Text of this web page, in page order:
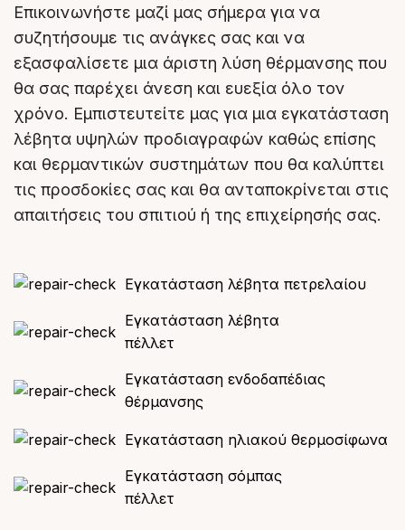
Επικοινωνήστε μαζί μας σήμερα για να
συζητήσουμε τις ανάγκες σας και να
εξασφαλίσετε μια άριστη λύση θέρμανσης που
θα σας παρέχει άνεση και ευεξία όλο τον
χρόνο. Εμπιστευτείτε μας για μια εγκατάσταση
λέβητα υψηλών προδιαγραφών καθώς επίσης
και θερμαντικών συστημάτων που θα καλύπτει
τις προσδοκίες σας και θα ανταποκρίνεται στις
απαιτήσεις του σπιτιού ή της επιχείρησής σας.
Εγκατάσταση λέβητα πετρελαίου
Εγκατάσταση λέβητα
πέλλετ
Εγκατάσταση ενδοδαπέδιας
θέρμανσης
Εγκατάσταση ηλιακού θερμοσίφωνα
Εγκατάσταση σόμπας
πέλλετ